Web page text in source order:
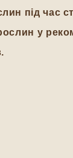
під час
у